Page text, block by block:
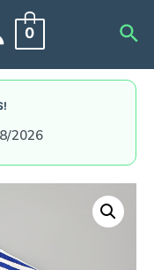
0
2026